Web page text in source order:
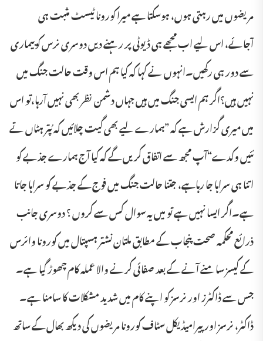
مریضوں میں رہتی ہوں، ہوسکتا ہے میرا کورونا ٹیسٹ مثبت ہی
آجائے، اس لیے اب مجھے ہی ڈیوٹی پر رہنے دیں دوسری نرس کوبیماری
سے دور ہی رکھیں۔انہوں نے کہا کہ کیا ہم اس وقت حالت جنگ میں
نہیں ہیں؟اگر ہم ایسی جنگ میں ہیں جہاں دشمن نظر بھی نہیں آرہا،تو اس
میں میری گزارش ہے کہ ”ہمارے لیے بھی گیت چلائیں کہ پُتر ہٹاں تے
نئیں وکدے“آپ مجھ سے اتفاق کریں گے کہ کیا آج ہمارے جذبے کو
اتنا ہی سراہا جا رہاہے، جتنا حالت جنگ میں فوج کے جذبے کو سراہا جاتا
ہے۔اگر ایسا نہیں ہے تو میں یہ سوال کس سے کروں ؟ دوسری جانب
ذرائع محکمہ صحت پنجاب کے مطابق ملتان نشتر ہسپتال میں کورونا وائرس
کے کیسز سامنے آنے کے بعد صفائی کرنے والا عملہ کام چھوڑ گیا ہے۔
جس سے ڈاکٹرز اور نرسز کو اپنے کام میں شدید مشکلات کا سامنا ہے۔
ڈاکٹر، نرسز اور پیرامیڈیکل سٹاف کورونا مریضوں کی دیکھ بھال کے ساتھ